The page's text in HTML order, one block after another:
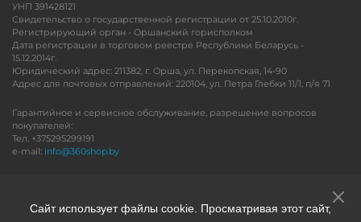
УНП 391428121
Свидетельство о государственной регистрации от 25.10.2010г.
Регистрирующий орган - Оршанский горисполком
Дата регистрации в торговом реестре Республики Беларусь -
15.12.2014г.
Юридический адрес: 211382, г. Орша, ул. Перекопская, 14-90
Адрес для почтовых отправлений: 220104, ул. Петра Глебки 11/1, п/я 71
Гарантийное и сервисное обслуживание, разрешение вопросов
покупателей:
Тел. +375295299191
e-mail: info@360shop.by
Сайт использует файлы cookie. Просматривая этот сайт,